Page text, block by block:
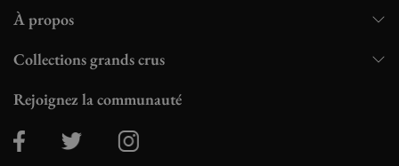
À propos
Collections grands crus
Rejoignez la communauté